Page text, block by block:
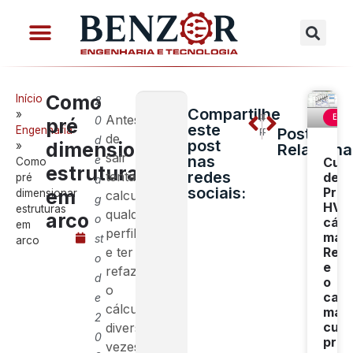
Início
»
Engenharia
»
Como
pré
dimensionar
estruturas
em
arco
Como
pré
dimensionar
estruturas
em
arco
2
0
d
e
a
g
o
st
o
d
e
2
0
Antes
de
sair
tentando
calcular
qualquer
perfil
e ter
refazer
o
cálculo
diversas
vezes
Compartilhe
este
post
nas
redes
sociais:
POST ANTERIOR
Pré-dimensionamento de treliças
PRÓXIMO POST
Pré dimensionamento de perfil de alma cheia Posts
de
e
o
mais
pra